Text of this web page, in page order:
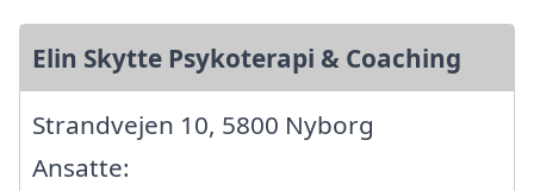
Elin Skytte Psykoterapi & Coaching
Strandvejen 10, 5800 Nyborg
Ansatte: